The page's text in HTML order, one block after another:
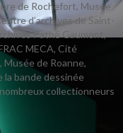
de Rochefort, Musée
d’archives de Saint-
Pathé Gaumont,
MECA, Cité
Musée de Roanne,
bande dessinée
collectionneurs